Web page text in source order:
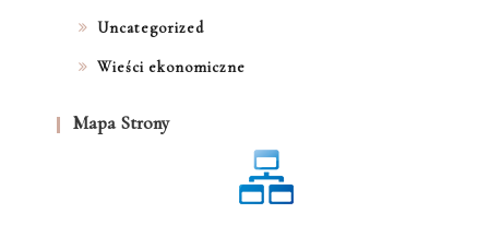
Uncategorized
Wieści ekonomiczne
Mapa Strony